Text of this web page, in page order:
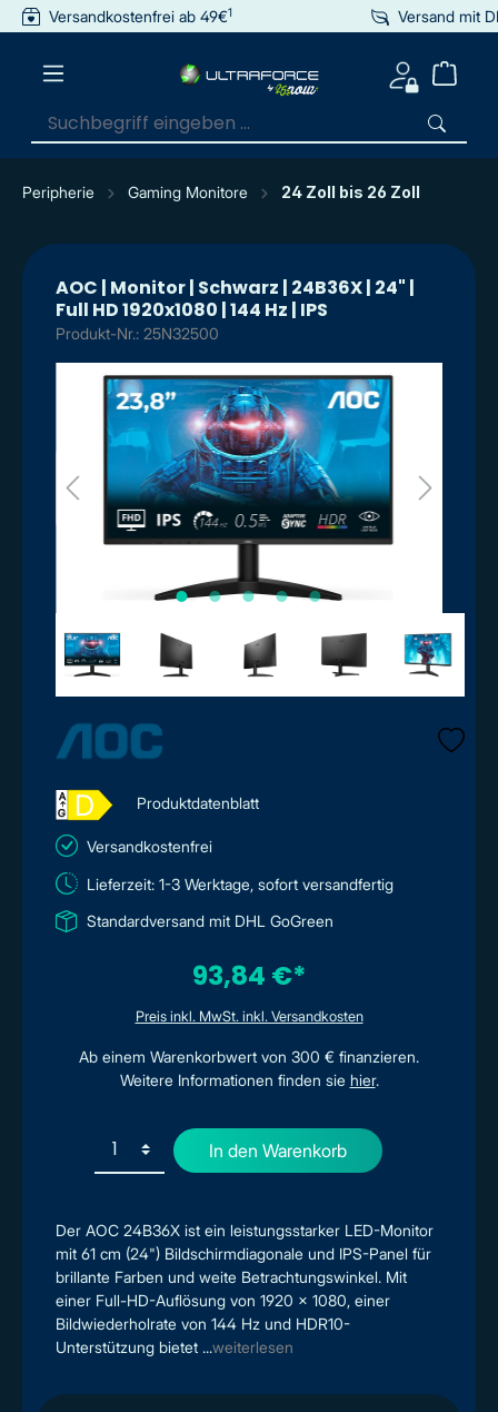
springen
Versandkostenfrei ab 49€1 Versand mit
Peripherie Gaming Monitore 24 Zoll bis 26 Zoll
AOC | Monitor | Schwarz | 24B36X | 24" |
Full HD 1920x1080 | 144 Hz | IPS
Produkt-Nr.: 25N32500
Der AOC 24B36X ist ein leistungsstarker LED-Monitor
mit 61 cm (24") Bildschirmdiagonale und IPS-Panel für
brillante Farben und weite Betrachtungswinkel. Mit
einer Full-HD-Auflösung von 1920 x 1080, einer
Bildwiederholrate von 144 Hz und HDR10-
Unterstützung bietet ...weiterlesen
D
A
↑
G
Produktdatenblatt
Versandkostenfrei
Lieferzeit: 1-3 Werktage, sofort versandfertig
Standardversand mit DHL GoGreen
93,84 €*
Preis inkl. MwSt. inkl. Versandkosten
Ab einem Warenkorbwert von 300 € finanzieren.
Weitere Informationen finden sie hier.
In den Warenkorb